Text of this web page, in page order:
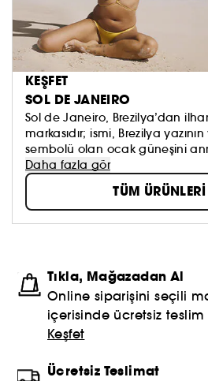
KEŞFET
SOL DE JANEIRO
Sol de Janeiro, Brezilya’dan
markasıdır; ismi, Brezilya
sembolü olan ocak güneşini
Daha fazla gör
TÜM
Tıkla, Mağazadan Al
Online siparişini seçili
içerisinde ücretsiz teslim
Keşfet
Ücretsiz Teslimat